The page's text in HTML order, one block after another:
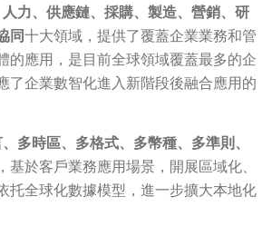
力、供應鏈、採購、製造、營銷、研
同十大領域，提供了覆蓋企業業務和管
的應用，是目前全球領域覆蓋最多的企
了企業數智化進入新階段後融合應用的
多時區、多格式、多幣種、多準則、
基於客戶業務應用場景，開展區域化、
托全球化數據模型，進一步擴大本地化